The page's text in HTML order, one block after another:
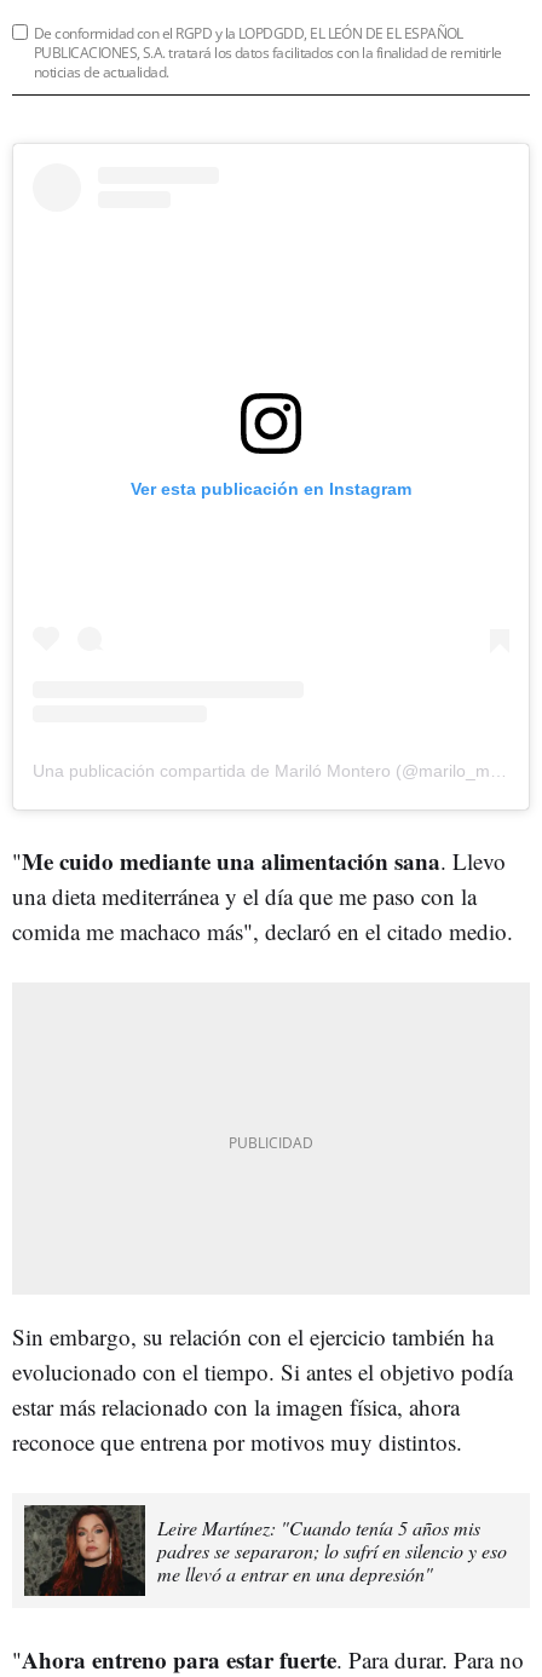
De conformidad con el RGPD y la LOPDGDD, EL LEÓN DE EL ESPAÑOL
PUBLICACIONES, S.A. tratará los datos facilitados con la finalidad de remitirle
noticias de actualidad.
Ver esta publicación en Instagram
"Me cuido mediante una alimentación sana. Llevo
una dieta mediterránea y el día que me paso con la
comida me machaco más", declaró en el citado medio.
Sin embargo, su relación con el ejercicio también ha
evolucionado con el tiempo. Si antes el objetivo podía
estar más relacionado con la imagen física, ahora
reconoce que entrena por motivos muy distintos.
Leire Martínez: "Cuando tenía 5 años mis
padres se separaron; lo sufrí en silencio y eso
me llevó a entrar en una depresión"
"Ahora entreno para estar fuerte. Para durar. Para no